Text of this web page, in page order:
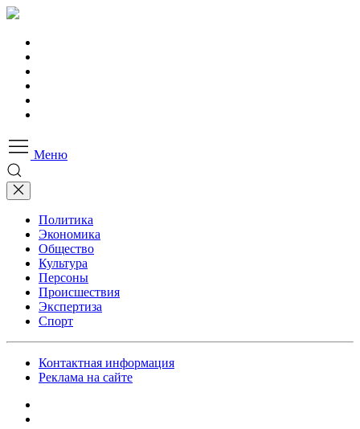
Меню
Политика
Экономика
Общество
Культура
Персоны
Происшествия
Экспертиза
Спорт
Контактная информация
Реклама на сайте